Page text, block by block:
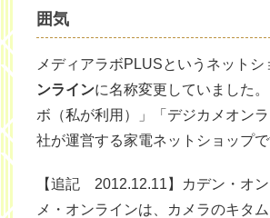
囲気
メディアラボPLUSというネットシ
ンラインに名称変更していました
ボ（私が利用）」「デジカメオン
社が運営する家電ネットショップで
【追記 2012.12.11】カデン・オ
メ・オンラインは、カメラのキタ